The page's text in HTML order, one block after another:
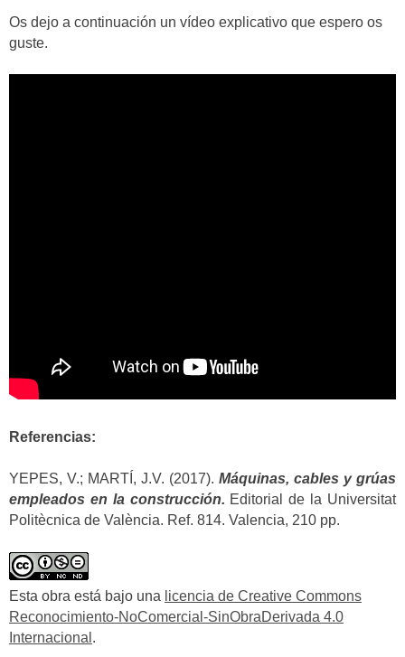
Os dejo a continuación un vídeo explicativo que espero os
guste.
Referencias:
YEPES, V.; MARTÍ, J.V. (2017). Máquinas, cables y grúas
empleados en la construcción. Editorial de la Universitat
Politècnica de València. Ref. 814. Valencia, 210 pp.
Esta obra está bajo una licencia de Creative Commons
Reconocimiento-NoComercial-SinObraDerivada 4.0
Internacional .